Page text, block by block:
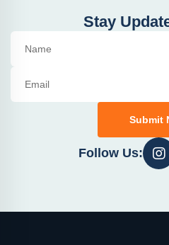
Stay
Submit
Follow Us: